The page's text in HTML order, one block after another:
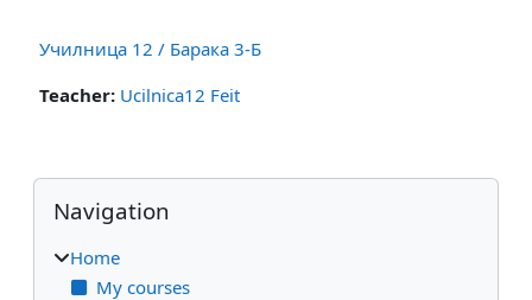
Училница 12 / Барака 3-Б
Teacher: Ucilnica12 Feit
Blocks
Skip Navigation
Navigation
Home
My courses